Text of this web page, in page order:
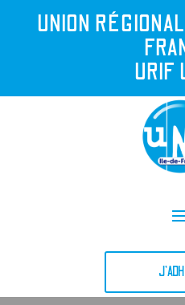
UNION RÉ
URIF